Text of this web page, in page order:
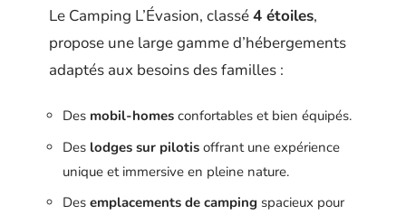
Le Camping L’Évasion, classé4 étoiles,
propose une large gamme d’hébergements
adaptés aux besoins des familles :
Des mobil-homes confortables et bien équipés.
Des lodges sur pilotis offrant une expérience
unique et immersive en pleine nature.
Des emplacements de camping spacieux pour